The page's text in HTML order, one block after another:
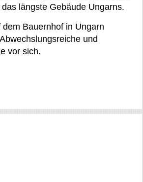
längste Gebäude Ungarns.
Bauernhof in Ungarn
und
vor sich.